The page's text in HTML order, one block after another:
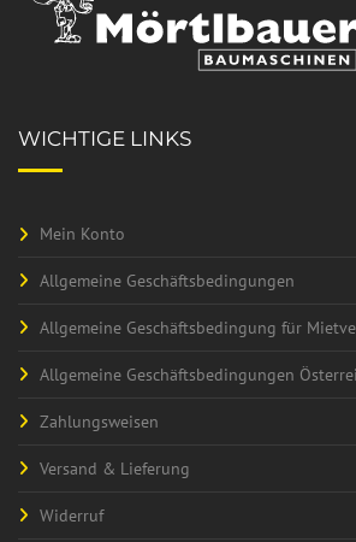
WICHTIGE LINKS
Mein Konto
Allgemeine Geschäftsbedingungen
Allgemeine Geschäftsbedingung für
Allgemeine Geschäftsbedingungen
Zahlungsweisen
Versand & Lieferung
Widerruf